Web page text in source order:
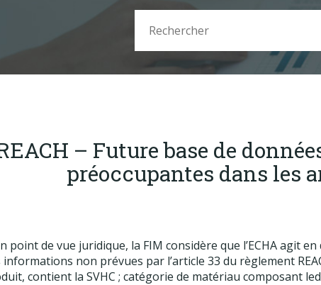
– Future base de
préoccupantes dans les
point de vue juridique, la FIM considère que l’ECHA agit
informations non prévues par l’article 33 du règlement
contient la SVHC ; catégorie de matériau composant